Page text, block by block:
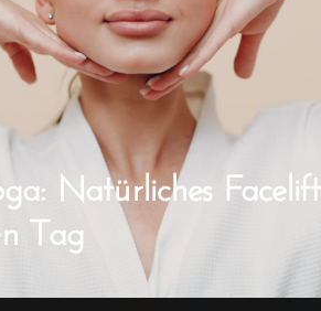
Natürliches Facelift
Tag